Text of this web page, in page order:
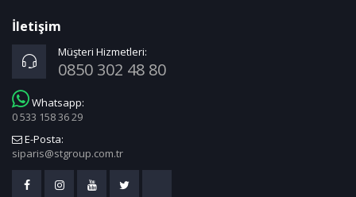
İletişim
Müşteri Hizmetleri:
0850 302 48 80
Whatsapp:
0 533 158 36 29
E-Posta:
siparis@stgroup.com.tr